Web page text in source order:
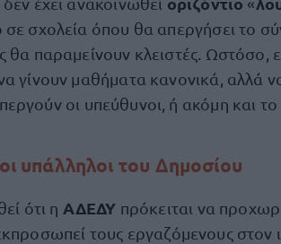
σχολεία όπου θα απεργήσει το
θα παραμείνουν κλειστές. Ωστόσο,
γίνουν μαθήματα κανονικά, αλλά να
οι υπεύθυνοι, ή ακόμη και
υπάλληλοι του Δημοσίου
ότι η ΑΔΕΔΥ πρόκειται να
τους εργαζόμενους στον